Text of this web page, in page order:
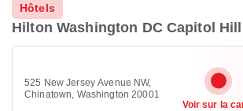
Hôtels
Hilton Washington DC Capitol Hill
525 New Jersey Avenue NW,
Chinatown, Washington 20001
Voir sur la